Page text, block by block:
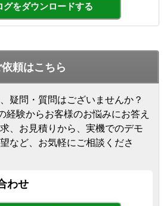
グをダウンロードする
頼はこちら
疑問・質問はございませんか？
経験からお客様のお悩みにお答え
、お見積りから、実機でのデモ
など、お気軽にご相談くださ
わせ